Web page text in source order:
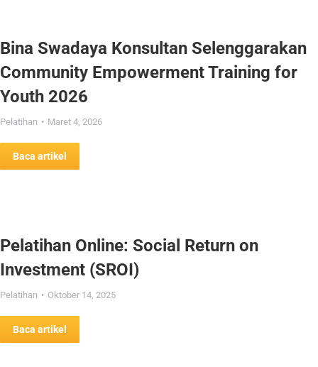
Bina Swadaya Konsultan Selenggarakan
Community Empowerment Training for
Youth 2026
Pelatihan Maret 4, 2026
Baca artikel
Pelatihan Online: Social Return on
Investment (SROI)
Pelatihan Oktober 14, 2025
Baca artikel